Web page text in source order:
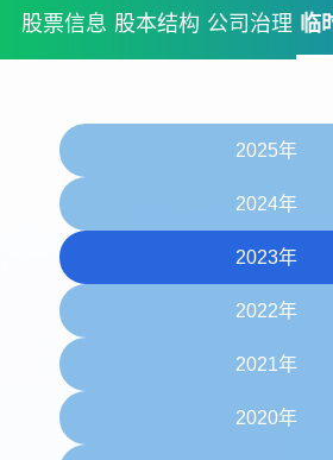
股票信息 股本结构 公司治理 临
2025年
2024年
2023年
2022年
2021年
2020年